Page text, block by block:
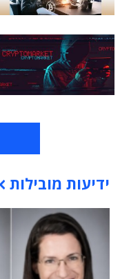
תוכן פרסומי
ידיעות מובילות